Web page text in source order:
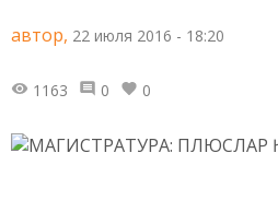
автор, 22 июля 2016 - 18:20
1163 0 0